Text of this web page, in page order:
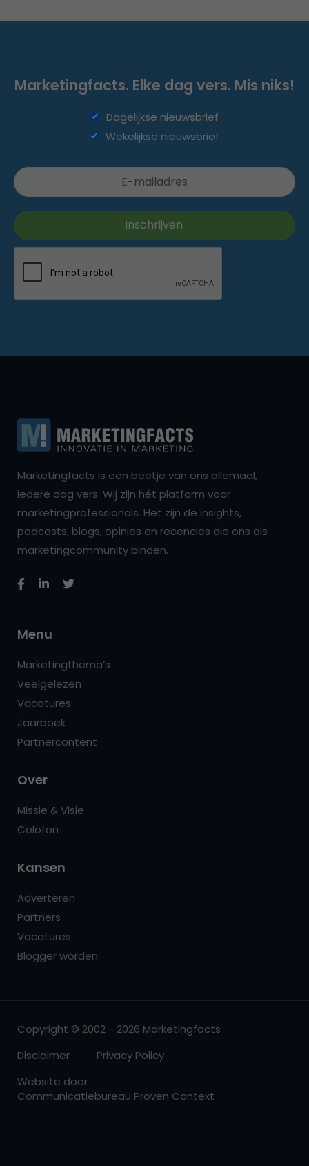
Marketingfacts. Elke dag vers. Mis niks!
Dagelijkse nieuwsbrief
Wekelijkse nieuwsbrief
Marketingfacts is een beetje van ons allemaal,
iedere dag vers. Wij zijn hét platform voor
marketingprofessionals. Het zijn de insights,
podcasts, blogs, opinies en recencies die ons als
marketingcommunity binden.
Menu
Marketingthema’s
Veelgelezen
Vacatures
Jaarboek
Partnercontent
Over
Missie & Visie
Colofon
Kansen
Adverteren
Partners
Vacatures
Blogger worden
Copyright © 2002 - 2026 Marketingfacts
Disclaimer
Privacy Policy
Website door
Communicatiebureau Proven Context